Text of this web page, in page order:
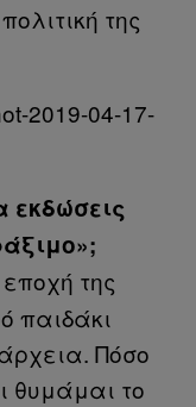
της
εκδώσεις
της
παιδάκι
Πόσο
θυμάμαι το